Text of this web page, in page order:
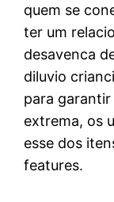
quem se
ter um
desavenca
diluvio
para
extrema, os
esse dos
features.